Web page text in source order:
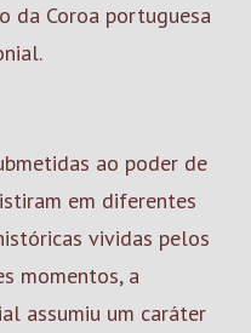
da Coroa portuguesa
ao poder de
em diferentes
vividas pelos
momentos, a
assumiu um caráter